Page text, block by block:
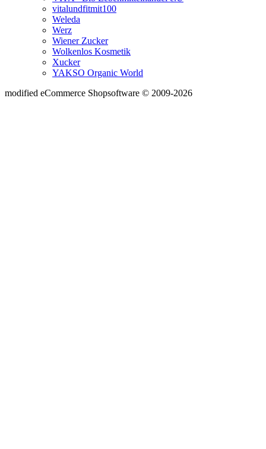
vitalundfitmit100
Weleda
Werz
Wiener Zucker
Wolkenlos Kosmetik
Xucker
YAKSO Organic World
modified eCommerce Shopsoftware © 2009-2026